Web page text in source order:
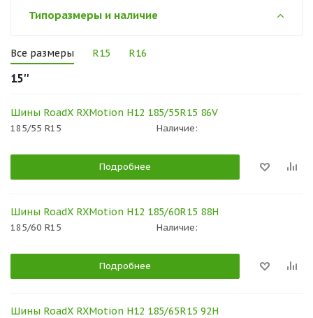
Типоразмеры и наличие
Все размеры R15 R16
15''
Шины RoadX RXMotion H12 185/55R15 86V
185/55 R15 Наличие:
Подробнее
Шины RoadX RXMotion H12 185/60R15 88H
185/60 R15 Наличие:
Подробнее
Шины RoadX RXMotion H12 185/65R15 92H